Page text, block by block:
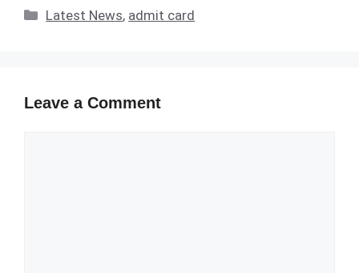
Categories
Latest News, admit card
Leave a Comment